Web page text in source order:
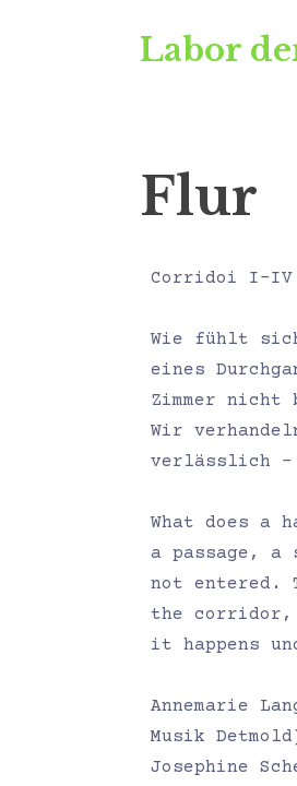
Labor
Flur
Corridoi I-IV
Wie fühlt
eines
Zimmer
Wir
verlässlich –
What does a
a passage,
not entered.
the
it happens
Annemarie
Musik
Josephine